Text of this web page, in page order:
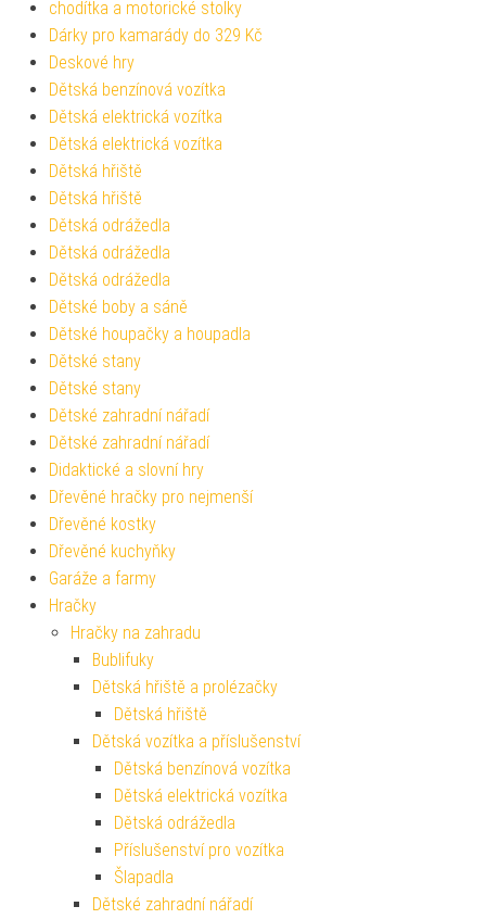
chodítka a motorické stolky
Dárky pro kamarády do 329 Kč
Deskové hry
Dětská benzínová vozítka
Dětská elektrická vozítka
Dětská elektrická vozítka
Dětská hřiště
Dětská hřiště
Dětská odrážedla
Dětská odrážedla
Dětská odrážedla
Dětské boby a sáně
Dětské houpačky a houpadla
Dětské stany
Dětské stany
Dětské zahradní nářadí
Dětské zahradní nářadí
Didaktické a slovní hry
Dřevěné hračky pro nejmenší
Dřevěné kostky
Dřevěné kuchyňky
Garáže a farmy
Hračky
Hračky na zahradu
Bublifuky
Dětská hřiště a prolézačky
Dětská hřiště
Dětská vozítka a příslušenství
Dětská benzínová vozítka
Dětská elektrická vozítka
Dětská odrážedla
Příslušenství pro vozítka
Šlapadla
Dětské zahradní nářadí